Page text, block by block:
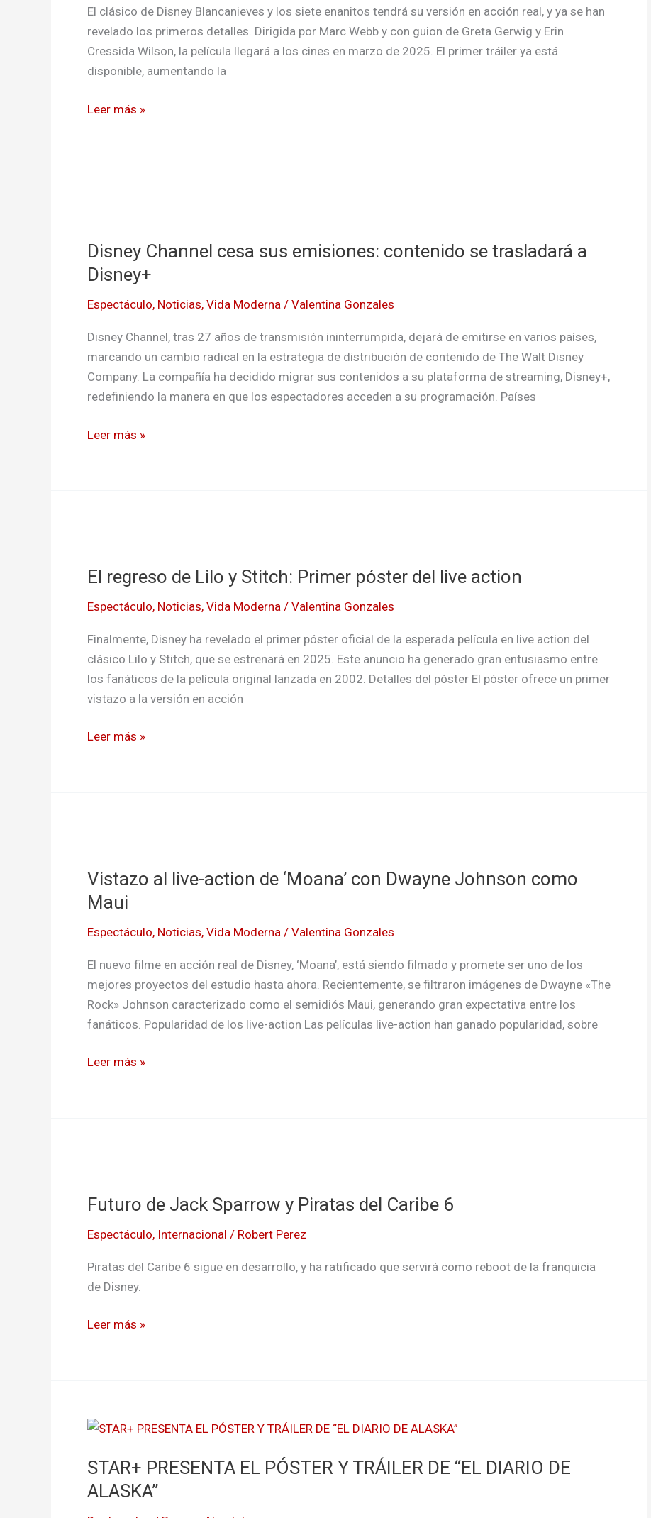
El clásico de Disney Blancanieves y los siete enanitos tendrá su versión en acción real, y ya se han
revelado los primeros detalles. Dirigida por Marc Webb y con guion de Greta Gerwig y Erin
Cressida Wilson, la película llegará a los cines en marzo de 2025. El primer tráiler ya está
disponible, aumentando la
ya
tiene
tráiler:
¡Míralo
Leer más »
Disney Channel cesa sus emisiones: contenido se trasladará a
Disney+
Espectáculo, Noticias, Vida Moderna / Valentina Gonzales
Disney Channel, tras 27 años de transmisión ininterrumpida, dejará de emitirse en varios países,
marcando un cambio radical en la estrategia de distribución de contenido de The Walt Disney
Company. La compañía ha decidido migrar sus contenidos a su plataforma de streaming, Disney+,
redefiniendo la manera en que los espectadores acceden a su programación. Países
cesa
sus
contenido
se
trasladará
a
Disney+
Leer más »
El regreso de Lilo y Stitch: Primer póster del live action
Espectáculo, Noticias, Vida Moderna / Valentina Gonzales
Finalmente, Disney ha revelado el primer póster oficial de la esperada película en live action del
clásico Lilo y Stitch, que se estrenará en 2025. Este anuncio ha generado gran entusiasmo entre
los fanáticos de la película original lanzada en 2002. Detalles del póster El póster ofrece un primer
vistazo a la versión en acción
de
Stitch:
Primer
póster
del
action
Leer más »
Vistazo al live-action de ‘Moana’ con Dwayne Johnson como
Maui
Espectáculo, Noticias, Vida Moderna / Valentina Gonzales
El nuevo filme en acción real de Disney, ‘Moana’, está siendo filmado y promete ser uno de los
mejores proyectos del estudio hasta ahora. Recientemente, se filtraron imágenes de Dwayne «The
Rock» Johnson caracterizado como el semidiós Maui, generando gran expectativa entre los
fanáticos. Popularidad de los live-action Las películas live-action han ganado popularidad, sobre
live-
action
‘Moana’
con
Dwayne
Johnson
como
Leer más »
Futuro de Jack Sparrow y Piratas del Caribe 6
Espectáculo, Internacional / Robert Perez
Piratas del Caribe 6 sigue en desarrollo, y ha ratificado que servirá como reboot de la franquicia
de Disney.
Jack
Piratas
del
6Leer más »
STAR+ PRESENTA EL PÓSTER Y TRÁILER DE “EL DIARIO DE
ALASKA”
STAR+
EL
PÓSTER